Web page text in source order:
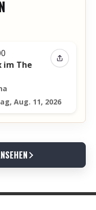
im The
Aug. 11, 2026
Event